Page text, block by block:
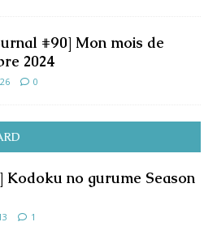
#90] Mon mois de
2024
0
Kodoku no gurume Season
1